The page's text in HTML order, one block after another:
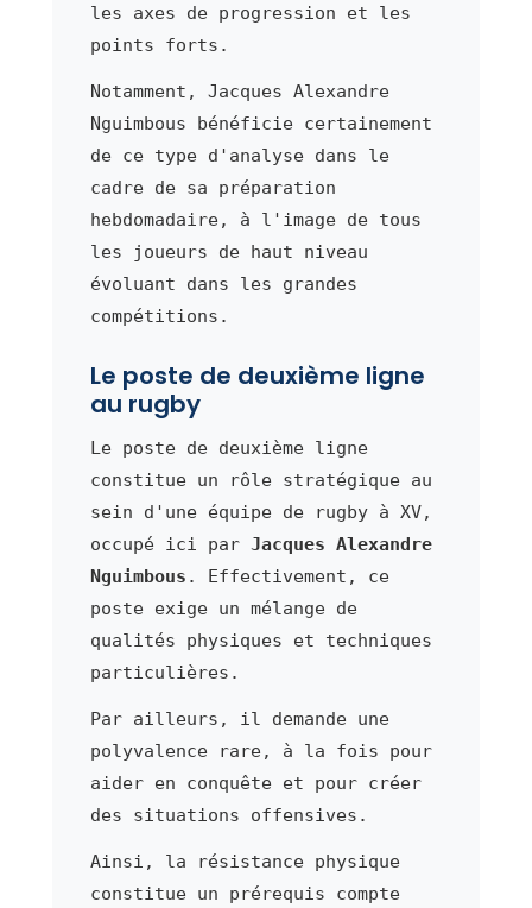
les axes de progression et les
points forts.
Notamment, Jacques Alexandre
Nguimbous bénéficie certainement
de ce type d'analyse dans le
cadre de sa préparation
hebdomadaire, à l'image de tous
les joueurs de haut niveau
évoluant dans les grandes
compétitions.
Le poste de deuxième ligne
au rugby
Le poste de deuxième ligne
constitue un rôle stratégique au
sein d'une équipe de rugby à XV,
occupé ici par Jacques Alexandre
Nguimbous . Effectivement, ce
poste exige un mélange de
qualités physiques et techniques
particulières.
Par ailleurs, il demande une
polyvalence rare, à la fois pour
aider en conquête et pour créer
des situations offensives.
Ainsi, la résistance physique
constitue un prérequis compte